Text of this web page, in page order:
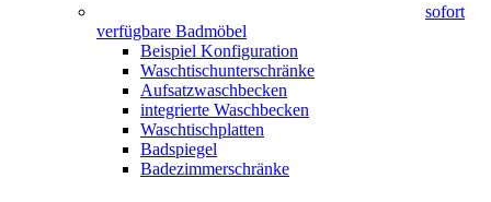
sofort
verfügbare Badmöbel
Beispiel Konfiguration
Waschtischunterschränke
Aufsatzwaschbecken
integrierte Waschbecken
Waschtischplatten
Badspiegel
Badezimmerschränke